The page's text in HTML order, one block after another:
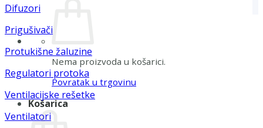
Nema proizvoda u košarici.
Povratak u trgovinu
Košarica
Difuzori
Prigušivači
Protukišne žaluzine
Regulatori protoka
Ventilacijske rešetke
Ventilatori